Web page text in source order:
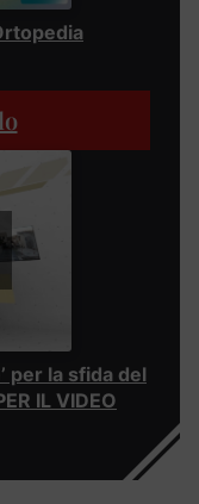
per la sfida del
IL VIDEO